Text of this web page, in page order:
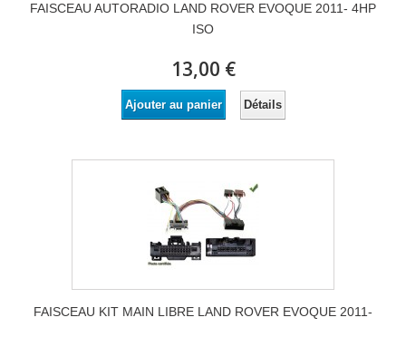
FAISCEAU AUTORADIO LAND ROVER EVOQUE 2011- 4HP
ISO
13,00 €
Ajouter au panier Détails
FAISCEAU KIT MAIN LIBRE LAND ROVER EVOQUE 2011-